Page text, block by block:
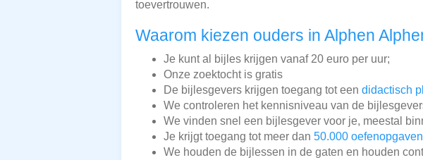
toevertrouwen.
Waarom kiezen ouders in Alphen
Je kunt al bijles krijgen vanaf 20 euro per uur;
Onze zoektocht is gratis
De bijlesgevers krijgen toegang tot een didactisch
We controleren het kennisniveau van de
We vinden snel een bijlesgever voor je, meestal
Je krijgt toegang tot meer dan 50.000 oefenopgaven
We houden de bijlessen in de gaten en houden